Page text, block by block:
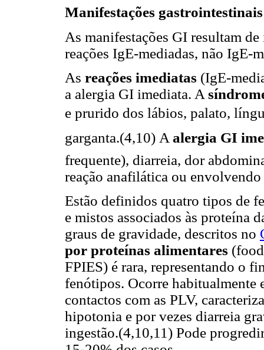
Manifestações
As manifestações GI resultam
reações IgE-mediadas, não IgE-
As reações imediatas (IgE-
a alergia GI imediata. A
e prurido dos lábios, palato,
garganta.(4,10) A alergia GI
frequente), diarreia, dor
reação anafilática ou
Estão definidos quatro tipos de
e mistos associados às proteína
graus de gravidade, descritos no
por proteínas alimentares
FPIES) é rara, representando o
fenótipos. Ocorre habitualmente
contactos com as PLV,
hipotonia e por vezes diarreia
ingestão.(4,10,11) Pode